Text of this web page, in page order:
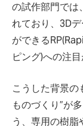
の試作部門では
れており、3D
ができる
ピング)への注
こうした背景の
ものづくり”が
う、専用の樹